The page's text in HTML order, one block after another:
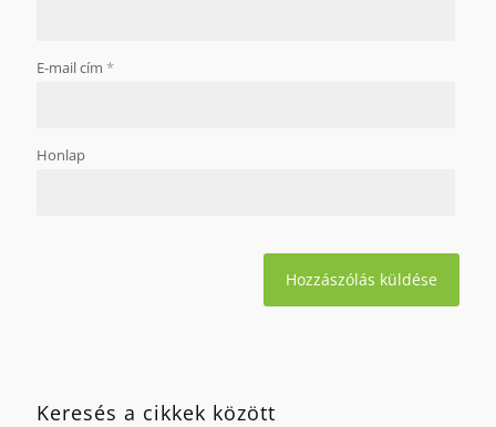
E-mail cím *
Honlap
Keresés a cikkek között